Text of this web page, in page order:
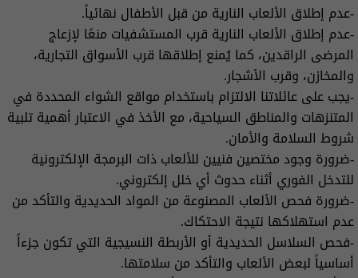
-عدم إطلاق الألعاب النارية من قبل الأطفال نهائياً.
-عدم إطلاق الألعاب النارية قرب المستشفيات منعًا لإزعاج
المرضى الراقدين، كما يُمنع إطلاقها قرب الأسواق التجارية،
والمخازن، وقرب الأشجار.
-يجب على عائلاتنا الالتزام باستخدام مواقع الشواء المحددة في
المتنزهات والمناطق السياحية، مع الأخذ في الاعتبار أهمية تلبية
شروط السلامة والأمان.
-ضرورة وجود مختصين فنيين للألعاب ذات البرمجة الإلكترونية
للتدخل الفوري أثناء حدوث أي خلل إلكتروني.
-ضرورة فحص الألعاب المصنوعة من المواد الحديدية والتأكد من
عدم استهلاكها نتيجة الاحتكاك.
-فحص السلاسل الحديدية أو الأربطة النسيجية التي تكون جزءاً
أساسياً لبعض الألعاب والتأكد من سلامتها.